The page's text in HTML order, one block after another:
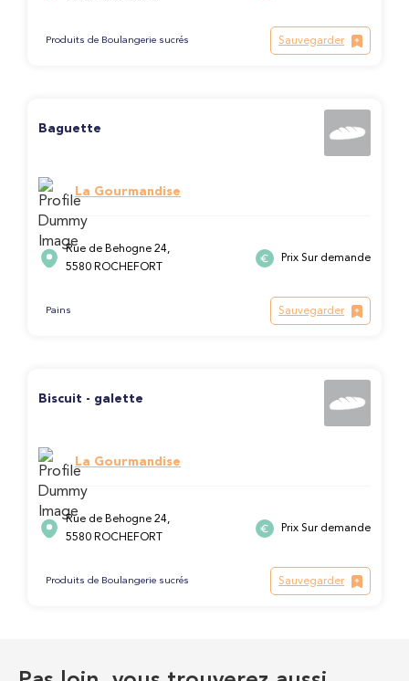
Produits de Boulangerie sucrés Sauvegarder
Baguette
La Gourmandise
Rue de Behogne 24,
5580 ROCHEFORT
Prix Sur demande
Pains Sauvegarder
Biscuit - galette
La Gourmandise
Rue de Behogne 24,
5580 ROCHEFORT
Prix Sur demande
Produits de Boulangerie sucrés Sauvegarder